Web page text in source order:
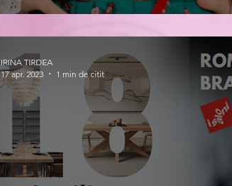
IRINA TIRDEA
17 apr. 2023
1 min de citit